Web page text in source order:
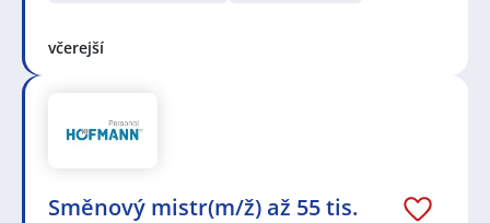
včerejší
Směnový mistr(m/ž) až 55 tis.